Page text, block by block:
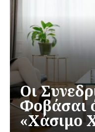
Οι
Φοβάσαι
«Χάσιμο